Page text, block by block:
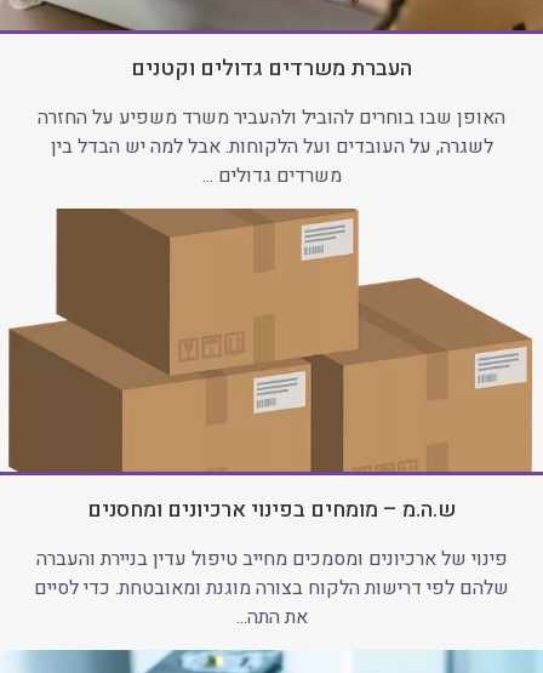
העברת משרדים גדולים וקטנים
האופן שבו בוחרים להוביל ולהעביר משרד משפיע על החזרה
לשגרה, על העובדים ועל הלקוחות. אבל למה יש הבדל בין
משרדים גדולים ...
ש.ה.מ – מומחים בפינוי ארכיונים ומחסנים
פינוי של ארכיונים ומסמכים מחייב טיפול עדין בניירת והעברה
שלהם לפי דרישות הלקוח בצורה מוגנת ומאובטחת. כדי לסיים
את התה...